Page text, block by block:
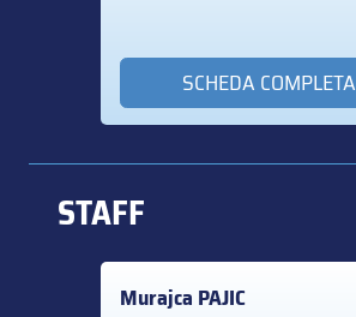
SCHEDA COMPLETA
STAFF
Murajca PAJIC